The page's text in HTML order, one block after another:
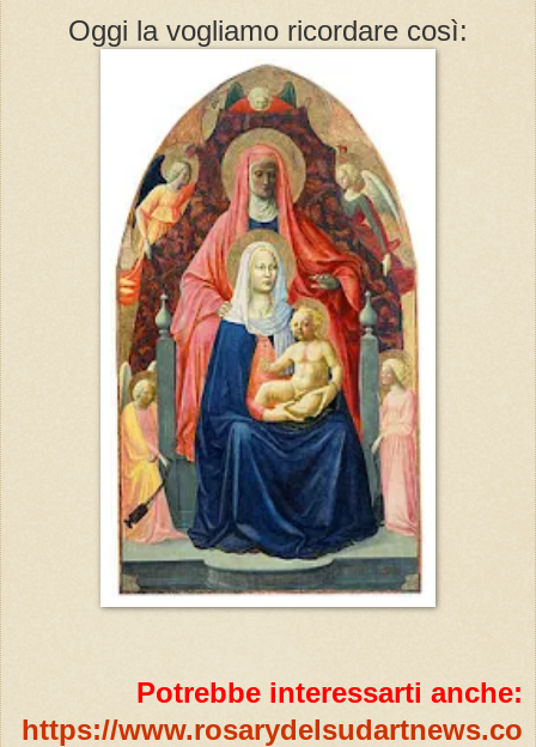
Oggi la vogliamo ricordare così:
Potrebbe interessarti anche:
https://www.rosarydelsudartnews.co